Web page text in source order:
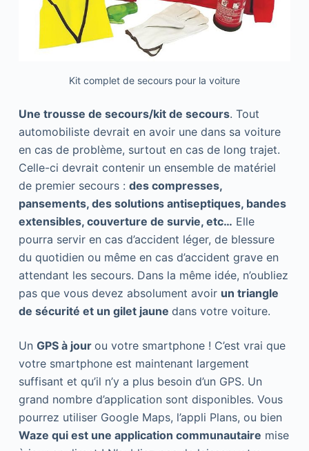
Kit complet de secours pour la voiture
Une trousse de secours/kit de secours. Tout
automobiliste devrait en avoir une dans sa voiture
en cas de problème, surtout en cas de long trajet.
Celle-ci devrait contenir un ensemble de matériel
de premier secours : des compresses,
pansements, des solutions antiseptiques, bandes
extensibles, couverture de survie, etc… Elle
pourra servir en cas d’accident léger, de blessure
du quotidien ou même en cas d’accident grave en
attendant les secours. Dans la même idée, n’oubliez
pas que vous devez absolument avoir un triangle
de sécurité et un gilet jaune dans votre voiture.
Un GPS à jour ou votre smartphone ! C’est vrai que
votre smartphone est maintenant largement
suffisant et qu’il n’y a plus besoin d’un GPS. Un
grand nombre d’application sont disponibles. Vous
pourrez utiliser Google Maps, l’appli Plans, ou bien
Waze qui est une application communautaire mise